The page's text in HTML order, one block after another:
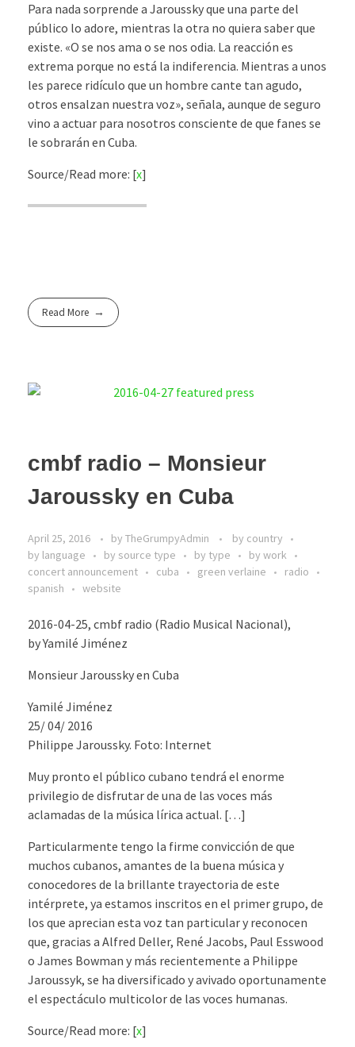
Para nada sorprende a Jaroussky que una parte del
público lo adore, mientras la otra no quiera saber que
existe. «O se nos ama o se nos odia. La reacción es
extrema porque no está la indiferencia. Mientras a unos
les parece ridículo que un hombre cante tan agudo,
otros ensalzan nuestra voz», señala, aunque de seguro
vino a actuar para nosotros consciente de que fanes se
le sobrarán en Cuba.
Source/Read more: [x]
Read More
cmbf radio – Monsieur
Jaroussky en Cuba
April 25, 2016 by TheGrumpyAdmin
by country
by language
by source type by type
by work
concert announcement
cuba green verlaine
radio
spanish
website
2016-04-25, cmbf radio (Radio Musical Nacional),
by Yamilé Jiménez
Monsieur Jaroussky en Cuba
Yamilé Jiménez
25/ 04/ 2016
Philippe Jaroussky. Foto: Internet
Muy pronto el público cubano tendrá el enorme
privilegio de disfrutar de una de las voces más
aclamadas de la música lírica actual. […]
Particularmente tengo la firme convicción de que
muchos cubanos, amantes de la buena música y
conocedores de la brillante trayectoria de este
intérprete, ya estamos inscritos en el primer grupo, de
los que aprecian esta voz tan particular y reconocen
que, gracias a Alfred Deller, René Jacobs, Paul Esswood
o James Bowman y más recientemente a Philippe
Jaroussyk, se ha diversificado y avivado oportunamente
el espectáculo multicolor de las voces humanas.
Source/Read more: [x]